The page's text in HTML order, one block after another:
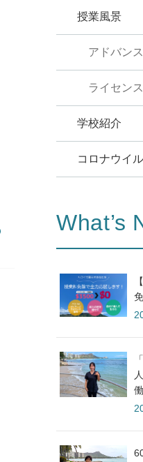
授業風景
アドバン
ライセン
学校紹介
コロナウイ
What’s